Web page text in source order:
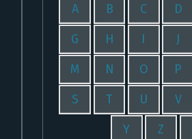
A B C D
G H I J
M N O P
S T U V
Y Z